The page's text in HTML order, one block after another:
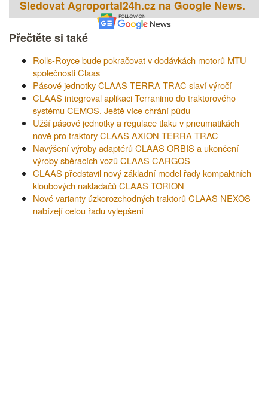
Sledovat Agroportal24h.cz na Google News.
Přečtěte si také
Rolls-Royce bude pokračovat v dodávkách motorů MTU
společnosti Claas
Pásové jednotky CLAAS TERRA TRAC slaví výročí
CLAAS integroval aplikaci Terranimo do traktorového
systému CEMOS. Ještě více chrání půdu
Užší pásové jednotky a regulace tlaku v pneumatikách
nově pro traktory CLAAS AXION TERRA TRAC
Navýšení výroby adaptérů CLAAS ORBIS a ukončení
výroby sběracích vozů CLAAS CARGOS
CLAAS představil nový základní model řady kompaktních
kloubových nakladačů CLAAS TORION
Nové varianty úzkorozchodných traktorů CLAAS NEXOS
nabízejí celou řadu vylepšení